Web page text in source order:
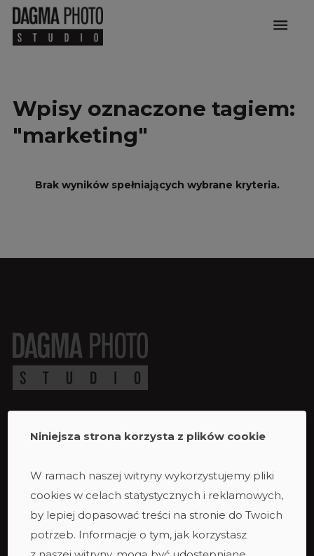
menu
Wpisy oznaczone tagiem:
"marketing"
Brak wyników spełniających wybrane kryteria.
Studio duże
Studio ciemne
Studio małe
Niniejsza strona korzysta z plików cookie
W ramach naszej witryny wykorzystujemy pliki
cookies w celach statystycznych i reklamowych,
by lepiej dopasować treści na stronie do Twoich
potrzeb. Informacje o tym, jak korzystasz